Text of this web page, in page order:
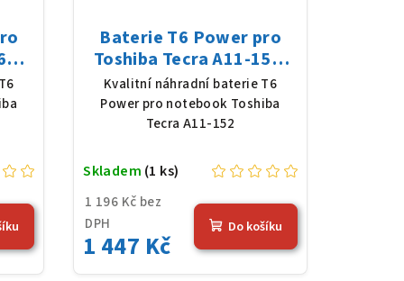
Baterie T6 Power pro
Toshiba Tecra A11-152,
Li-Ion, 10,8 V, 5200 mAh
(56 Wh), černá
Kvalitní náhradní baterie T6
Power pro notebook Toshiba
Tecra A11-152
1 196 Kč bez
DPH
1 447 Kč
Skladem (1 ks)
Do košíku